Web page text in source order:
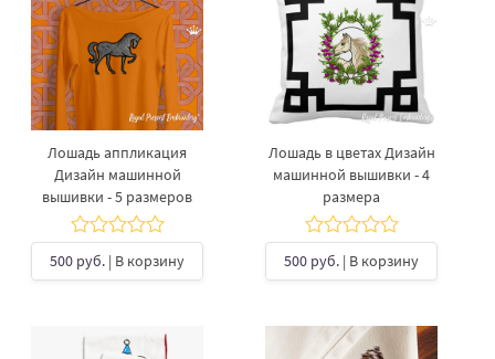
Лошадь аппликация
Дизайн машинной
вышивки - 5 размеров
500 руб. | В корзину
Лошадь в цветах Дизайн
машинной вышивки - 4
размера
500 руб. | В корзину